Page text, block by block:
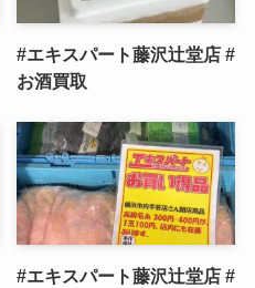
#エキスパート藤沢辻堂店 #
お酒買取
#エキスパート藤沢辻堂店 #